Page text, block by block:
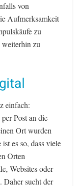
von
Aufmerksamkeit
zu
zu
einfach:
Post an die
Ort wurden
es so, dass viele
Orten
Websites oder
Daher sucht der